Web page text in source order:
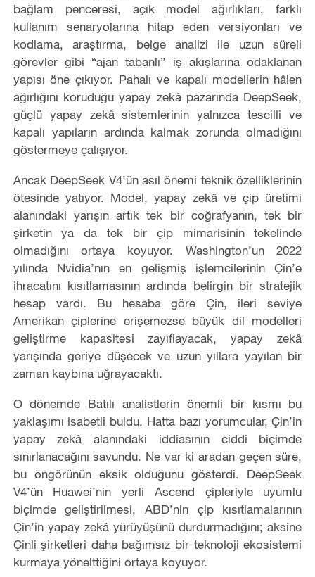
bağlam penceresi, açık model ağırlıkları, farklı
kullanım senaryolarına hitap eden versiyonları ve
kodlama, araştırma, belge analizi ile uzun süreli
görevler gibi “ajan tabanlı” iş akışlarına odaklanan
yapısı öne çıkıyor. Pahalı ve kapalı modellerin hâlen
ağırlığını koruduğu yapay zekâ pazarında DeepSeek,
güçlü yapay zekâ sistemlerinin yalnızca tescilli ve
kapalı yapıların ardında kalmak zorunda olmadığını
göstermeye çalışıyor.
Ancak DeepSeek V4’ün asıl önemi teknik özelliklerinin
ötesinde yatıyor. Model, yapay zekâ ve çip üretimi
alanındaki yarışın artık tek bir coğrafyanın, tek bir
şirketin ya da tek bir çip mimarisinin tekelinde
olmadığını ortaya koyuyor. Washington’un 2022
yılında Nvidia’nın en gelişmiş işlemcilerinin Çin’e
ihracatını kısıtlamasının ardında belirgin bir stratejik
hesap vardı. Bu hesaba göre Çin, ileri seviye
Amerikan çiplerine erişemezse büyük dil modelleri
geliştirme kapasitesi zayıflayacak, yapay zekâ
yarışında geriye düşecek ve uzun yıllara yayılan bir
zaman kaybına uğrayacaktı.
O dönemde Batılı analistlerin önemli bir kısmı bu
yaklaşımı isabetli buldu. Hatta bazı yorumcular, Çin’in
yapay zekâ alanındaki iddiasının ciddi biçimde
sınırlanacağını savundu. Ne var ki aradan geçen süre,
bu öngörünün eksik olduğunu gösterdi. DeepSeek
V4’ün Huawei’nin yerli Ascend çipleriyle uyumlu
biçimde geliştirilmesi, ABD’nin çip kısıtlamalarının
Çin’in yapay zekâ yürüyüşünü durdurmadığını; aksine
Çinli şirketleri daha bağımsız bir teknoloji ekosistemi
kurmaya yönelttiğini ortaya koyuyor.